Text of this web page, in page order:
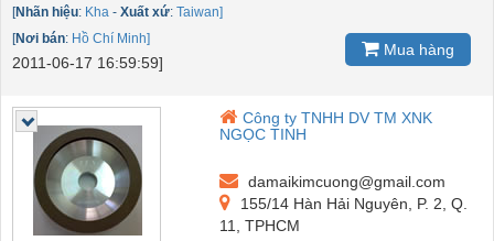
[Nhãn hiệu: Kha - Xuất xứ: Taiwan]
[Nơi bán: Hồ Chí Minh]
2011-06-17 16:59:59]
Mua hàng
Công ty TNHH DV TM XNK
NGỌC TINH
damaikimcuong@gmail.com
155/14 Hàn Hải Nguyên, P. 2, Q.
11, TPHCM